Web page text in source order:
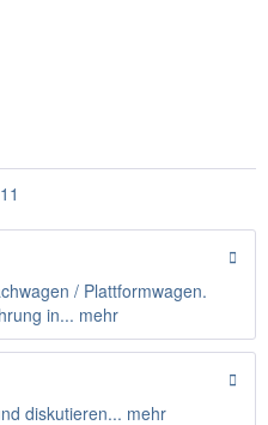
/ Plattformwagen.
in... mehr
diskutieren... mehr